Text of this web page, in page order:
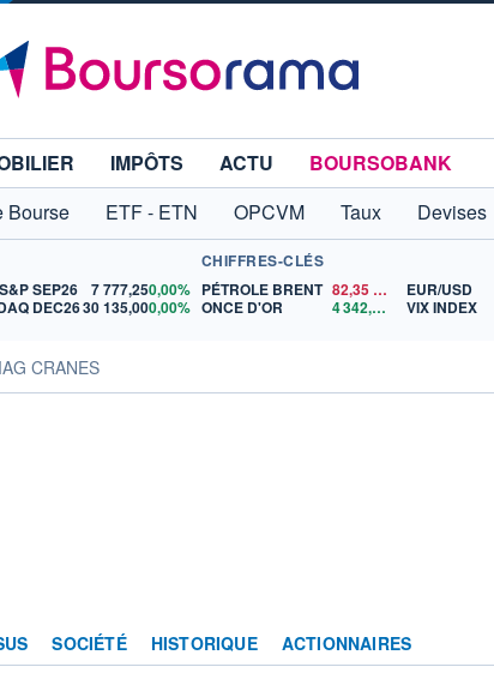
IMPÔTS ACTU
BOURSOBANK
Bourse ETF - ETN OPCVM Taux Devises
SEP26 7 777,250,00%
DEC2630 135,000,00%
CHIFFRES-CLÉS
PÉTROLE BRENT 82,35
ONCE D'OR
4 342,26 $US
EUR/USD
VIX INDEX
CRANES
SOCIÉTÉ HISTORIQUE ACTIONNAIRES